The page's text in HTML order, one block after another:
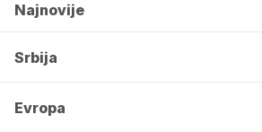
Najnovije
Srbija
Evropa